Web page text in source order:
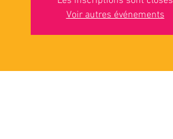
Voir autres événements